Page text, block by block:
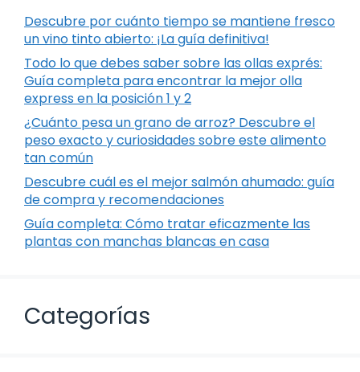
Descubre por cuánto tiempo se mantiene fresco
un vino tinto abierto: ¡La guía definitiva!
Todo lo que debes saber sobre las ollas exprés:
Guía completa para encontrar la mejor olla
express en la posición 1 y 2
¿Cuánto pesa un grano de arroz? Descubre el
peso exacto y curiosidades sobre este alimento
tan común
Descubre cuál es el mejor salmón ahumado: guía
de compra y recomendaciones
Guía completa: Cómo tratar eficazmente las
plantas con manchas blancas en casa
Categorías